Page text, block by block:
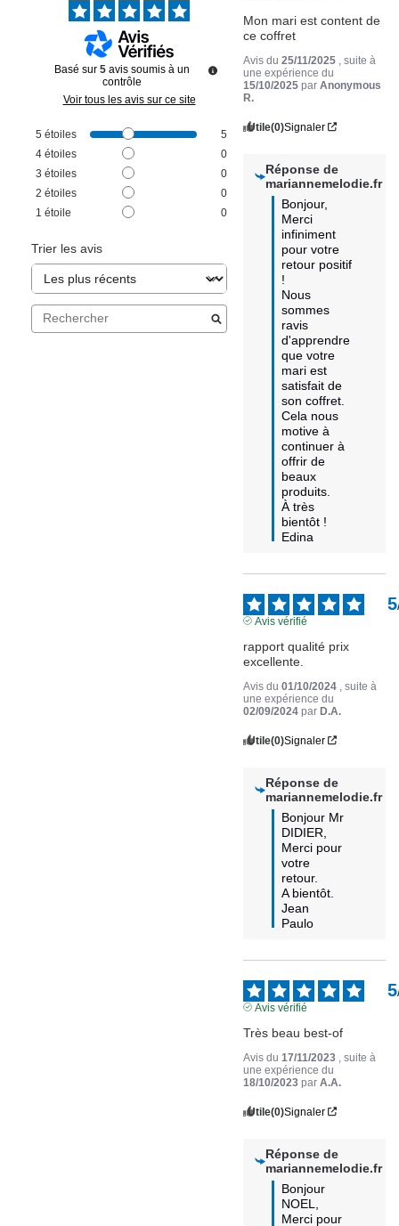
Basé sur 5 avis soumis à un
contrôle
Voir tous les avis sur ce site
5 étoiles
5
4 étoiles
0
3 étoiles
0
2 étoiles
0
1 étoile 0
Trier les avis
Mon mari est content de
ce coffret
Avis du25/11/2025
, suite à
une expérience du
15/10/2025 parAnonymous
R.
Utile(0)Signaler
Réponse de
mariannemelodie.fr
Bonjour,
Merci
infiniment
pour votre
retour positif
!
Nous
sommes
ravis
d'apprendre
que votre
mari est
satisfait de
son coffret.
Cela nous
motive à
continuer à
offrir de
beaux
produits.
À très
bientôt !
Edina
5
Avis vérifié
rapport qualité prix
excellente.
Avis du01/10/2024
, suite à
une expérience du
02/09/2024 parD.A.
Utile(0)Signaler
Réponse de
mariannemelodie.fr
Bonjour Mr
DIDIER,
Merci pour
votre
retour.
A bientôt.
Jean
Paulo
5
Avis vérifié
Très beau best-of
Avis du 17/11/2023
, suite à
une expérience du
18/10/2023 parA.A.
Utile(0)Signaler
Réponse de
mariannemelodie.fr
Bonjour
NOEL,
Merci pour